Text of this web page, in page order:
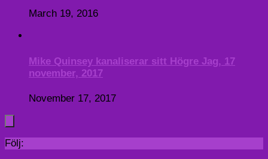
March 19, 2016
Mike Quinsey kanaliserar sitt Högre Jag, 17
november, 2017
November 17, 2017
Följ: